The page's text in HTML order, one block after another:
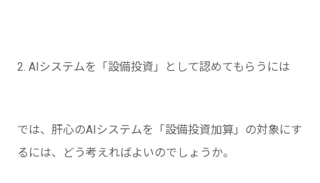
2. AIシステムを「設備投資」として認めてもらうには
では、肝心のAIシステムを「設備投資加算」の対象にす
るには、どう考えればよいのでしょうか。